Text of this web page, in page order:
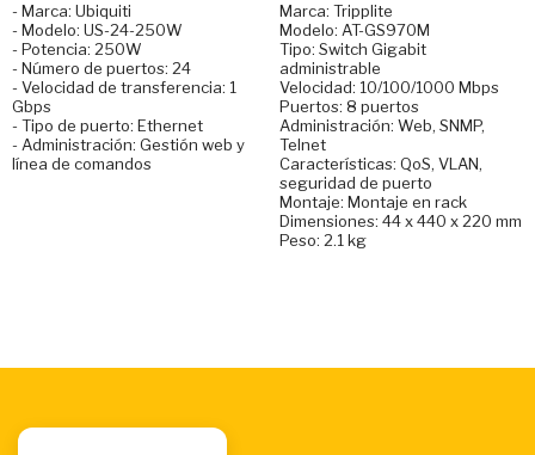
- Marca: Ubiquiti
- Modelo: US-24-250W
- Potencia: 250W
- Número de puertos: 24
- Velocidad de transferencia: 1
Gbps
- Tipo de puerto: Ethernet
- Administración: Gestión web y
línea de comandos
Marca: Tripplite
Modelo: AT-GS970M
Tipo: Switch Gigabit
administrable
Velocidad: 10/100/1000 Mbps
Puertos: 8 puertos
Administración: Web, SNMP,
Telnet
Características: QoS, VLAN,
seguridad de puerto
Montaje: Montaje en rack
Dimensiones: 44 x 440 x 220 mm
Peso: 2.1 kg